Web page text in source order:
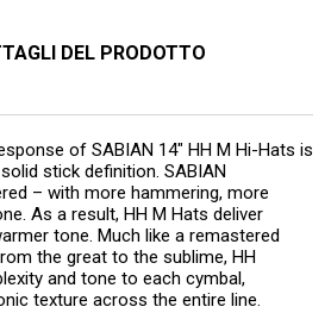
DEL PRODOTTO
of SABIAN 14" HH M Hi-Hats is
stick definition. SABIAN
– with more hammering, more
As a result, HH M Hats deliver
tone. Much like a remastered
the great to the sublime, HH
and tone to each cymbal,
texture across the entire line.